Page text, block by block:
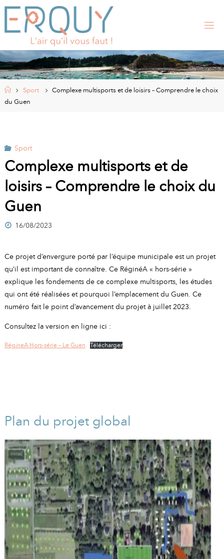
Skip
content
RQ
UY
, SI
EL
D
LA
HomeSport
Complexe multisports et de loisirs – Comprendre le choix
du Guen
Sport
Complexe multisports et de
loisirs – Comprendre le choix du
Guen
16/08/2023
Ce projet d’envergure porté par l’équipe municipale est un projet
qu’il est important de connaître. Ce RéginéA « hors-série »
explique les fondements de ce complexe multisports, les études
qui ont été réalisées et pourquoi l’emplacement du Guen. Ce
numéro fait le point d’avancement du projet à juillet 2023.
Consultez la version en ligne ici :
RégineA Hors-série – Le Guen Télécharger
Plan du projet global